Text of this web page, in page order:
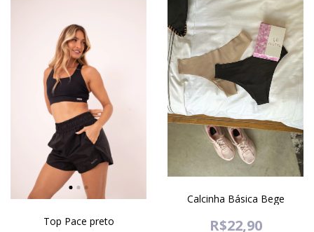
Top Pace preto
Calcinha Básica Bege
R$22,90